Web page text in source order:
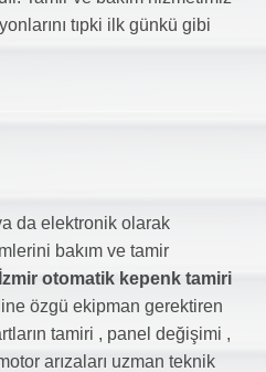
tıpki ilk günkü gibi
da elektronik olarak
bakım ve tamir
İzmir otomatik kepenk tamiri
özgü ekipman gerektiren
tamiri , panel değişimi ,
arızaları uzman teknik